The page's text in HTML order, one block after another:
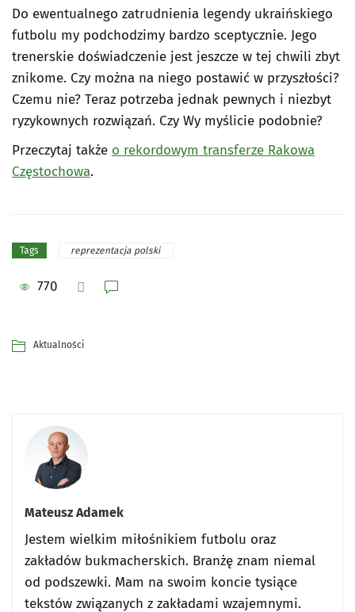
Do ewentualnego zatrudnienia legendy ukraińskiego
futbolu my podchodzimy bardzo sceptycznie. Jego
trenerskie doświadczenie jest jeszcze w tej chwili zbyt
znikome. Czy można na niego postawić w przyszłości?
Czemu nie? Teraz potrzeba jednak pewnych i niezbyt
ryzykownych rozwiązań. Czy Wy myślicie podobnie?
Przeczytaj także o rekordowym transferze Rakowa
Częstochowa.
Tags reprezentacja polski
770
Aktualności
Mateusz Adamek
Jestem wielkim miłośnikiem futbolu oraz
zakładów bukmacherskich. Branżę znam niemal
od podszewki. Mam na swoim koncie tysiące
tekstów związanych z zakładami wzajemnymi.